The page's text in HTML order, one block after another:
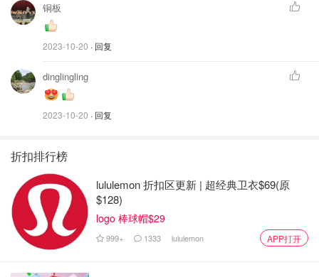
铜板
2023-10-20 · 回复
dinglingling
2023-10-20 · 回复
折扣排行榜
lululemon 折扣区更新 | 超经典卫衣$69(原
$128)
logo 棒球帽$29
999+ 1333 lululemon APP打开